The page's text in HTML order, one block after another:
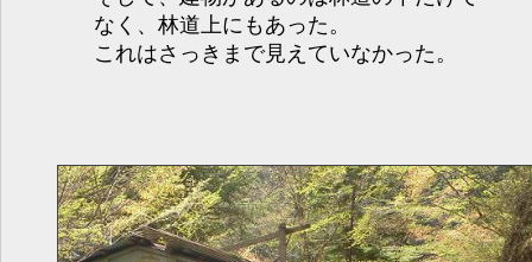
なく、林道上にもあった。
これはさっきまで見えていなかった。